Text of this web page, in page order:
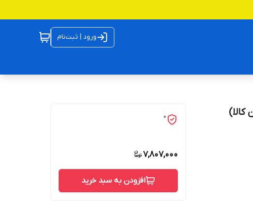
ورود | ثبت‌نام
0
7,807,000
افزودن به سبد خرید